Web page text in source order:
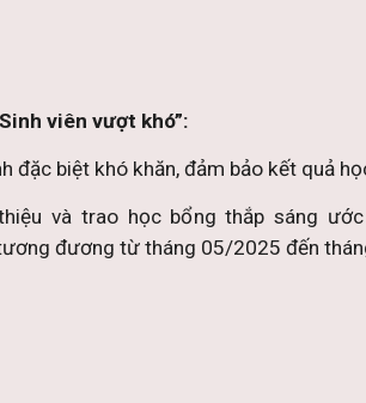
viên vượt khó”:
đặc biệt khó khăn, đảm bảo kết quả
và trao học bổng thắp sáng
đương từ tháng 05/2025 đến